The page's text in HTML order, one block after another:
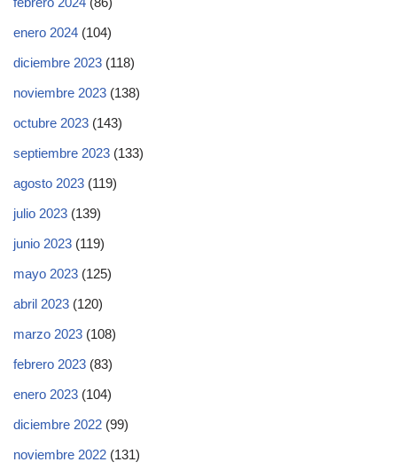
enero 2024 (104)
diciembre 2023 (118)
noviembre 2023 (138)
octubre 2023 (143)
septiembre 2023 (133)
agosto 2023 (119)
julio 2023 (139)
junio 2023 (119)
mayo 2023 (125)
abril 2023 (120)
marzo 2023 (108)
febrero 2023 (83)
enero 2023 (104)
diciembre 2022 (99)
noviembre 2022 (131)